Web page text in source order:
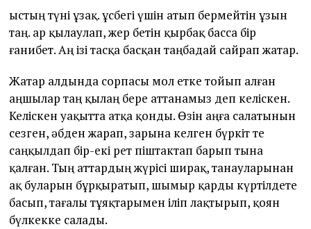
Қыстың түні ұзақ. Құсбегі үшін атып бермейтін ұзын
таң. Қар қылаулап, жер бетін қырбақ басса бір
ғанибет. Аң ізі тасқа басқан таңбадай сайрап жатар.
Жатар алдында сорпасы мол етке тойып алған
аңшылар таң қылаң бере аттанамыз деп келіскен.
Келіскен уақытта атқа қонды. Өзін аңға салатынын
сезген, әбден жарап, зарына келген бүркіт те
саңқылдап бір-екі рет піштактап барып тына
қалған. Тың аттардың жүрісі ширақ, танауларынан
ақ буларын бұрқыратып, шымыр қарды күртілдете
басып, тағалы тұяқтарымен іліп лақтырып, қоян
бүлкекке салады.